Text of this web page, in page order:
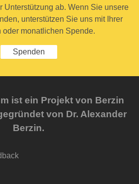
Unterstützung ab. Wenn Sie unsere
unterstützen Sie uns mit Ihrer
oder monatlichen Spende.
Spenden
ist ein Projekt von Berzin
von Dr. Alexander
Berzin.